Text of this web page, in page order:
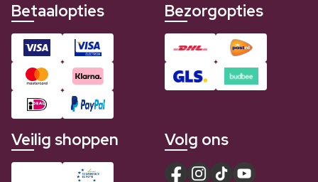
Betaalopties Bezorgopties
Veilig shoppen Volg ons